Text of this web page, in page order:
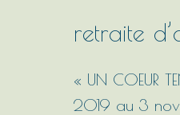
retraite
« UN COEUR
2019 au 3
retraite
2019
: